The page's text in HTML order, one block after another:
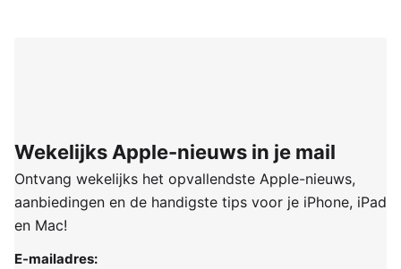
Wekelijks Apple-nieuws in je mail
Ontvang wekelijks het opvallendste Apple-nieuws,
aanbiedingen en de handigste tips voor je iPhone, iPad
en Mac!
E-mailadres: